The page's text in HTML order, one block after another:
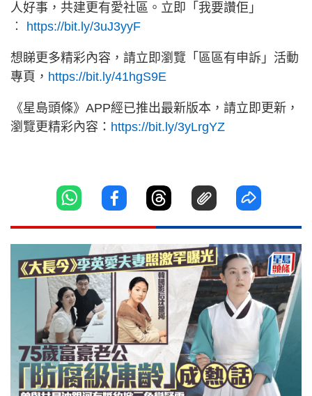
人好事，共建更有愛社區。立即「我要讚佢」
︰ https://bit.ly/3uJ3yyF
想睇更多精彩內容，請立即瀏覽「區區有申訴」活動
專頁， https://bit.ly/41hgS9E
《星島頭條》APP經已推出最新版本，請立即更新，
瀏覽更精彩內容： https://bit.ly/3yLrgYZ